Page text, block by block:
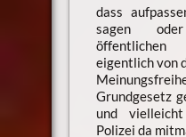
dass
sagen
eigentlich von
Grundgesetz
und
Polizei da